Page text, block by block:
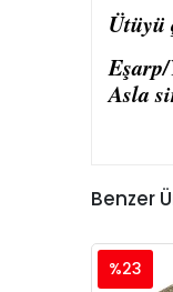
Ütüyü
Eşarp/
Asla
Benzer
%23